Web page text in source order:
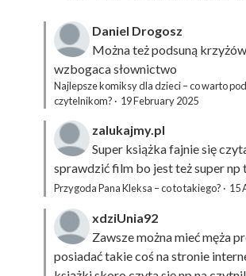
Daniel Drogosz
Można też podsuną
wzbogaca słownictwo
Najlepsze komiksy dla dzieci – co warto
czytelnikom? · 19 February 2025
zalukajmy.pl
Super książka fajnie się
sprawdzić film bo jest też super np
Przygoda Pana Kleksa – co to takiego? · 15
xdziUnia92
Zawsze można mieć męża
posiadać takie coś na stronie